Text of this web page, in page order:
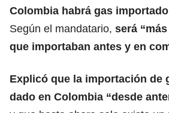
Colombia habrá gas
Según el mandatario, será
que importaban antes y en
Explicó que la importación de
dado en Colombia “desde